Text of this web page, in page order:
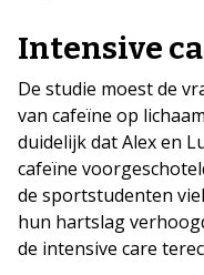
Intensive
De studie moest de
van cafeïne op
duidelijk dat Alex en
cafeïne
de sportstudenten
hun hartslag
de intensive care